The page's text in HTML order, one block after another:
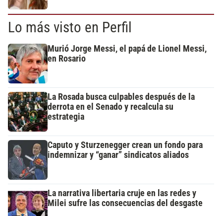
Lo más visto en Perfil
Murió Jorge Messi, el papá de Lionel Messi,
en Rosario
La Rosada busca culpables después de la
derrota en el Senado y recalcula su
estrategia
Caputo y Sturzenegger crean un fondo para
indemnizar y “ganar” sindicatos aliados
La narrativa libertaria cruje en las redes y
Milei sufre las consecuencias del desgaste